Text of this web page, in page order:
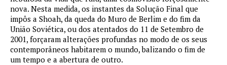
nova. Nesta medida, os instantes da Solução Final que
impôs a Shoah, da queda do Muro de Berlim e do fim da
União Soviética, ou dos atentados do 11 de Setembro de
2001, forçaram alterações profundas no modo de os seus
contemporâneos habitarem o mundo, balizando o fim de
um tempo e a abertura de outro.